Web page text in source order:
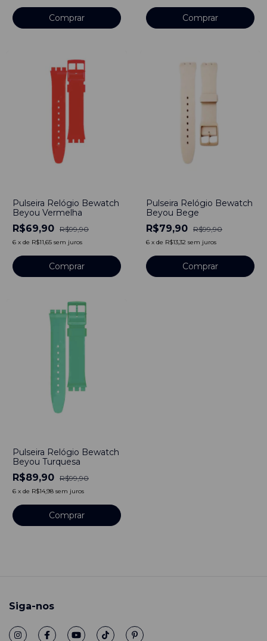
Pulseira Relógio Bewatch
Beyou Vermelha
R$69,90 R$99,90
6 x de R$11,65 sem juros
Pulseira Relógio Bewatch
Beyou Bege
R$79,90 R$99,90
6 x de R$13,32 sem juros
Pulseira Relógio Bewatch
Beyou Turquesa
R$89,90 R$99,90
6 x de R$14,98 sem juros
Comprar
Siga-nos